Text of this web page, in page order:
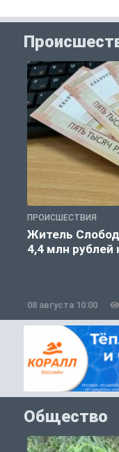
ПРОИСШЕСТВИЯ
Житель
4,4 млн рублей
08 августа 10:00
Общество